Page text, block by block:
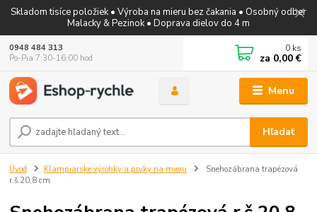
Skladom tisíce položiek • Výroba na mieru bez čakania • Osobný odber
Malacky & Pezinok • Doprava dielov do 4 m
Menu
Hľadať
0948 484 313
Po-Pia 7:30-16:00 hod
0 ks
za 0,00 €
Úvod Klampiarske výrobky a prvky na mieru
Snehozábrana trapézová
r.š.20,8 cm